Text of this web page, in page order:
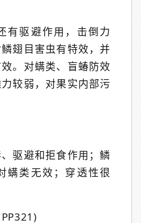
有驱避作用，击倒力
翅目害虫有特效，并
。对螨类、盲蝽防效
较弱，对果实内部污
驱避和拒食作用；鳞
螨类无效；穿透性很